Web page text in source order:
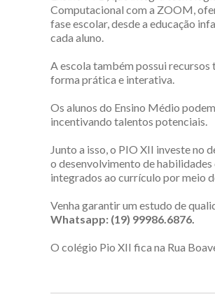
Computacional com a ZOOM,
fase escolar, desde a educação
cada aluno.
A escola também possui
forma prática e interativa.
Os alunos do Ensino Médio
incentivando talentos potenciais.
Junto a isso, o PIO XII investe no
o desenvolvimento de
integrados ao currículo por meio
Venha garantir um estudo de
Whatsapp: (19) 99986.6876.
O colégio Pio XII fica na Rua